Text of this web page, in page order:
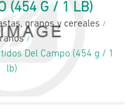
(454 G / 1 LB)
granos y cereales /
/
Del Campo (454 g / 1
lb)